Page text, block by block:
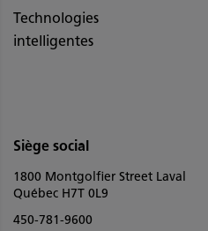
Technologies
intelligentes
Siège social
1800 Montgolfier Street Laval
Québec H7T 0L9
450-781-9600